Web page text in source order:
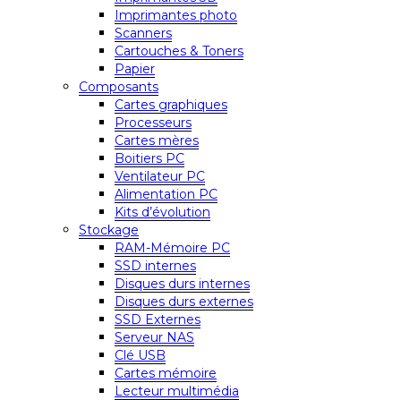
Imprimantes photo
Scanners
Cartouches & Toners
Papier
Composants
Cartes graphiques
Processeurs
Cartes mères
Boitiers PC
Ventilateur PC
Alimentation PC
Kits d’évolution
Stockage
RAM-Mémoire PC
SSD internes
Disques durs internes
Disques durs externes
SSD Externes
Serveur NAS
Clé USB
Cartes mémoire
Lecteur multimédia